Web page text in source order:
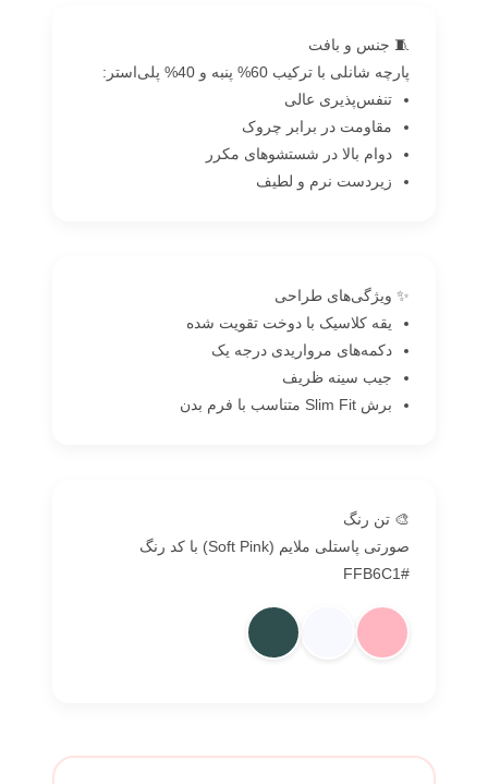
🧵 جنس و بافت
پارچه شانلی با ترکیب 60% پنبه و 40% پلی‌استر:
تنفس‌پذیری عالی
مقاومت در برابر چروک
دوام بالا در شستشوهای مکرر
زیردست نرم و لطیف
✨ ویژگی‌های طراحی
یقه کلاسیک با دوخت تقویت شده
دکمه‌های مرواریدی درجه یک
جیب سینه ظریف
برش Slim Fit متناسب با فرم بدن
🎨 تن رنگ
صورتی پاستلی ملایم (Soft Pink) با کد رنگ
#FFB6C1